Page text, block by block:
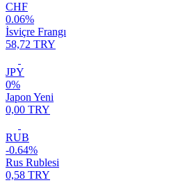
CHF
0.06%
İsviçre Frangı
58,72 TRY
JPY
0%
Japon Yeni
0,00 TRY
RUB
-0.64%
Rus Rublesi
0,58 TRY